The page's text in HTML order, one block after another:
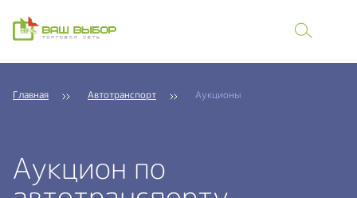
Главная Автотранспорт Аукционы
Аукцион по